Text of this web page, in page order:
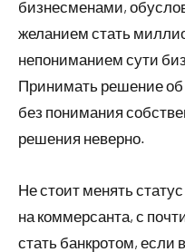
бизнесменами,
желанием стать
непониманием сути
Принимать решение об
без понимания
решения неверно.
Не стоит менять
на коммерсанта, с
стать банкротом, если